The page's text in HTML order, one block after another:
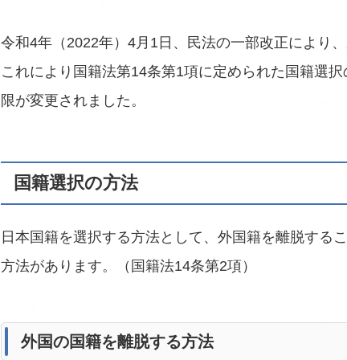
令和4年（2022年）4月1日、民法の一部改正により
これにより国籍法第14条第1項に定められた国籍選
限が変更されました。
国籍選択の方法
日本国籍を選択する方法として、外国籍を離脱する
方法があります。（国籍法14条第2項）
外国の国籍を離脱する方法